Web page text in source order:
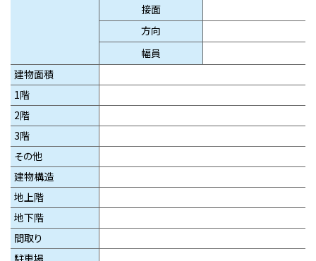
接面
方向
幅員
建物面積
1階
2階
3階
その他
建物構造
地上階
地下階
間取り